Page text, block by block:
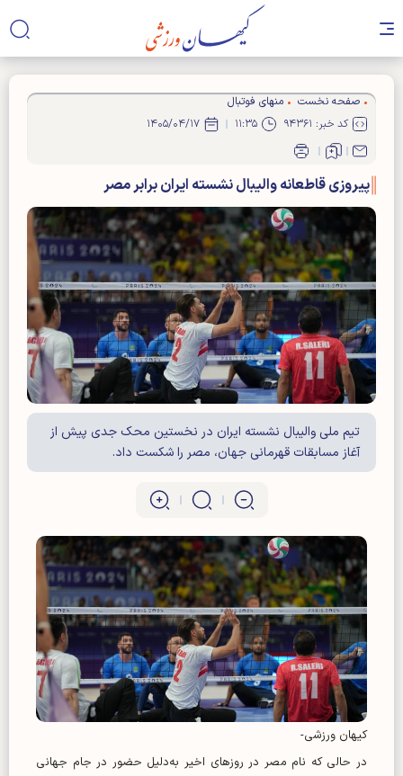
صفحه نخست
منهای فوتبال
کد خبر: ۹۴۳۶۱
۱۱:۳۵ ۱۴۰۵/۰۴/۱۷
پیروزی قاطعانه والیبال نشسته ایران برابر مصر
تیم ملی والیبال نشسته ایران در نخستین محک جدی پیش از
آغاز مسابقات قهرمانی جهان، مصر را شکست داد.
کیهان ورزشی-
در حالی که نام مصر در روز‌های اخیر به‌دلیل حضور در جام جهانی